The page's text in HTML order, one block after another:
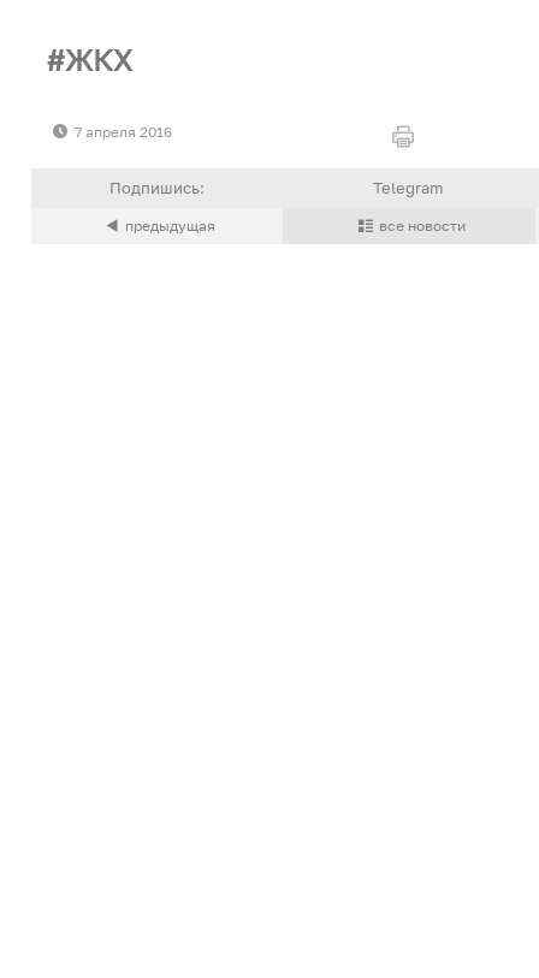
ЖКХ
7 апреля 2016